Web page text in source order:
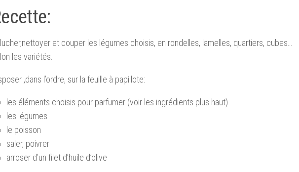
et couper les légumes choisis, en rondelles, lamelles, quartiers, cubes…
les variétés.
,dans l’ordre, sur la feuille à papillote:
les éléments choisis pour parfumer (voir les ingrédients plus haut)
les légumes
le poisson
saler, poivrer
arroser d’un filet d’huile d’olive